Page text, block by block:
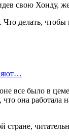
свою Хонду,
было в
она